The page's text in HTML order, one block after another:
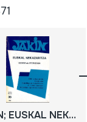
JAKIN; EUSKAL NEKAZARITZA; Egoera eta etorkizuna;